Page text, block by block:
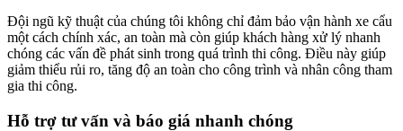
Đội ngũ kỹ thuật của chúng tôi không chỉ đảm bảo vận hành xe cẩu
một cách chính xác, an toàn mà còn giúp khách hàng xử lý nhanh
chóng các vấn đề phát sinh trong quá trình thi công. Điều này giúp
giảm thiểu rủi ro, tăng độ an toàn cho công trình và nhân công tham
gia thi công.
Hỗ trợ tư vấn và báo giá nhanh chóng